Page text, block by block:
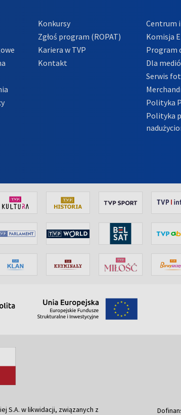
Konkursy
Zgłoś program (ROPAT)
Kariera w TVP
Kontakt
Centrum
Komisja
Program
Dla
Serwis
Polityka
Polityka
S.A. w likwidacji, związanych z